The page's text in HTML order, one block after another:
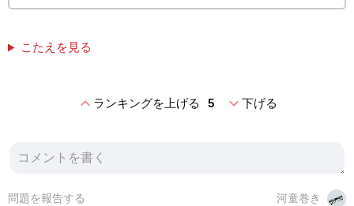
こたえを見る
expand_lessランキングを上げる 5 expand_more下げる
河童巻き
問題を報告する